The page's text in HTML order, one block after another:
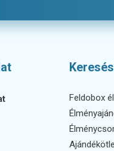
Feldobox